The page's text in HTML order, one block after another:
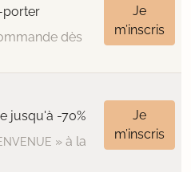
porter
dès
Je
m’inscris
jusqu'à -70%
» à la
Je
m’inscris